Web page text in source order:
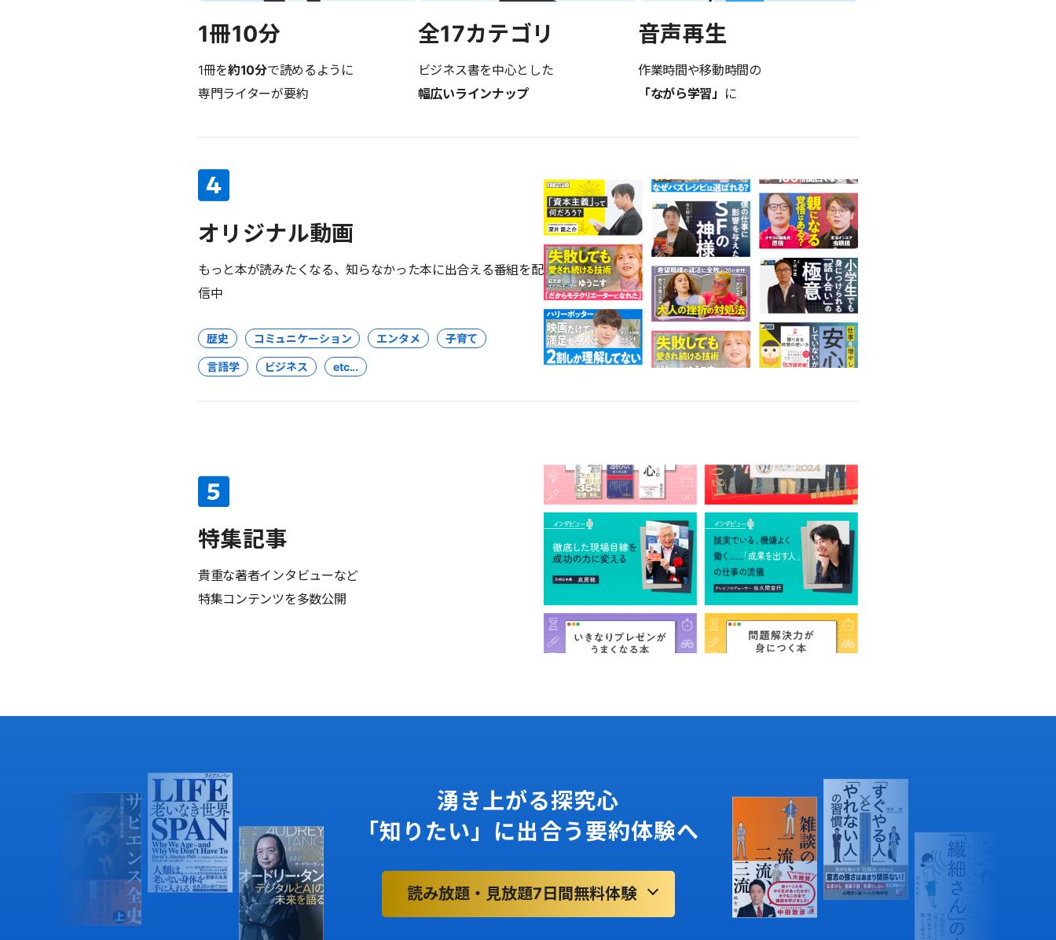
1冊10分
1冊を約10分で読めるように
専門ライターが要約
全17カテゴリ
ビジネス書を中心とした
幅広いラインナップ
音声再生
作業時間や移動時間の
「ながら学習」 に
オリジナル動画
もっと本が読みたくなる、知らなかった本に出合える番組を配
信中
歴史 コミュニケーション エンタメ 子育て
言語学 ビジネス etc...
特集記事
貴重な著者インタビューなど
特集コンテンツを多数公開
湧き上がる探究心
「知りたい」に出合う要約体験へ
読み放題・見放題7日間無料体験